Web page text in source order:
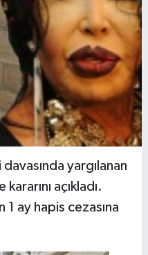
yargılanan
açıkladı.
ay hapis cezasına